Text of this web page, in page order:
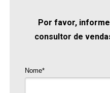
Por favor,
consultor de
Nome*